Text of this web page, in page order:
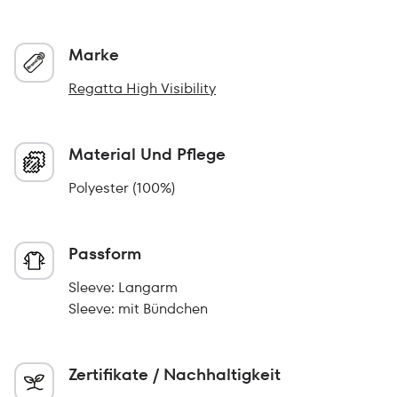
Marke
Regatta High Visibility
Material Und Pflege
Polyester (100%)
Passform
Sleeve: Langarm
Sleeve: mit Bündchen
Zertifikate / Nachhaltigkeit